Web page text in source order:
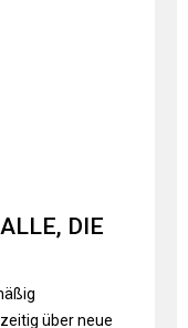
DIE
über neue